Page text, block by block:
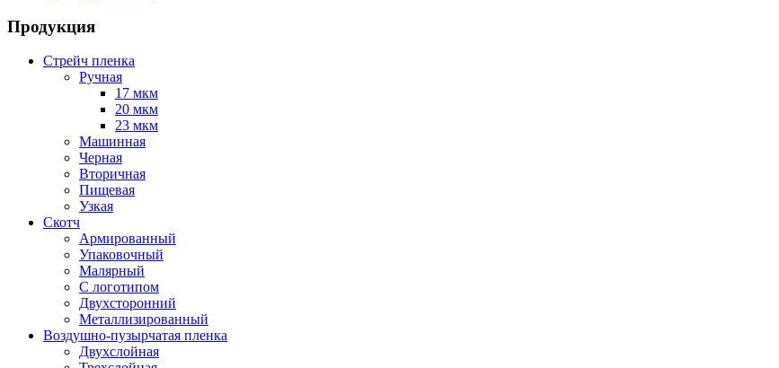
Продукция
Стрейч пленка
Ручная
17 мкм
20 мкм
23 мкм
Машинная
Черная
Вторичная
Пищевая
Узкая
Скотч
Армированный
Упаковочный
Малярный
С логотипом
Двухсторонний
Металлизированный
Воздушно-пузырчатая пленка
Двухслойная